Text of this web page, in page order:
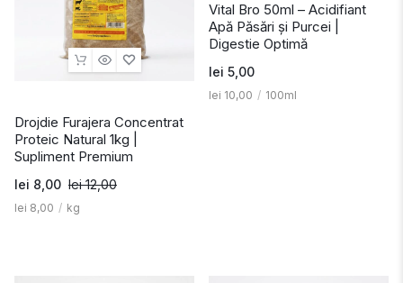
Drojdie Furajera Concentrat
Proteic Natural 1kg |
Supliment Premium
lei12,00
lei 8,00
lei 8,00 / kg
Vital Bro 50ml – Acidifiant
Apă Păsări și Purcei |
Digestie Optimă
lei 5,00
lei 10,00 / 100ml